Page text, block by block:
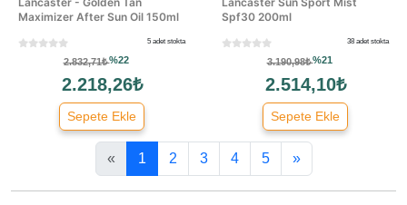
Maximizer After Sun Oil 150ml
5 adet stokta
2.832,71₺%22
2.218,26₺
Sepete Ekle
Spf30 200ml
38 adet stokta
3.190,98₺%21
2.514,10₺
Sepete Ekle
« 1 2 3 4 5 »